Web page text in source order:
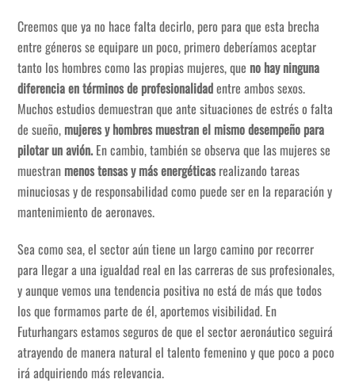
Creemos que ya no hace falta decirlo, pero para que esta brecha
entre géneros se equipare un poco, primero deberíamos aceptar
tanto los hombres como las propias mujeres, que no hay ninguna
diferencia en términos de profesionalidadentre ambos sexos.
Muchos estudios demuestran que ante situaciones de estrés o falta
de sueño, mujeres y hombres muestran el mismo desempeño para
pilotar un avión.En cambio, también se observa que las mujeres se
muestran menos tensas y más energéticasrealizando tareas
minuciosas y de responsabilidad como puede ser en la reparación y
mantenimiento de aeronaves.
Sea como sea, el sector aún tiene un largo camino por recorrer
para llegar a una igualdad real en las carreras de sus profesionales,
y aunque vemos una tendencia positiva no está de más que todos
los que formamos parte de él, aportemos visibilidad. En
Futurhangars estamos seguros de que el sector aeronáutico seguirá
atrayendo de manera natural el talento femenino y que poco a poco
irá adquiriendo más relevancia.